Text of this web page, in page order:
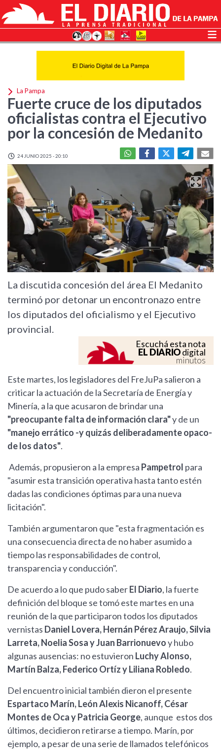
La Pampa
Fuerte cruce de los diputados
oficialistas contra el Ejecutivo
por la concesión de Medanito
24 JUNIO 2025 - 20:10
La discutida concesión del área El Medanito
terminó por detonar un encontronazo entre
los diputados del oficialismo y el Ejecutivo
provincial.
Escuchá esta nota
EL DIARIOdigital
minutos
Este martes, los legisladores del FreJuPa salieron a
criticar la actuación de la Secretaría de Energía y
Minería, a la que acusaron de brindar una
"preocupante falta de información clara"y de un
"manejo errático -y quizás deliberadamente opaco-
de los datos".
Además, propusieron a la empresa Pampetrol para
"asumir esta transición operativa hasta tanto estén
dadas las condiciones óptimas para una nueva
licitación".
También argumentaron que "esta fragmentación es
una consecuencia directa de no haber asumido a
tiempo las responsabilidades de control,
transparencia y conducción".
De acuerdo a lo que pudo saberEl Diario, la fuerte
definición del bloque se tomó este martes en una
reunión de la que participaron todos los diputados
vernistas Daniel Lovera, Hernán Pérez Araujo, Silvia
Larreta, Noelia Sosa y Juan Barrionuevoy hubo
algunas ausencias: no estuvieron Luchy Alonso,
Martín Balza, Federico Ortíz y Liliana Robledo.
Del encuentro inicial también dieron el presente
Espartaco Marín, León Alexis Nicanoff, César
Montes de Oca y Patricia George, aunque estos dos
últimos, decidieron retirarse a tiempo. Marín, por
ejemplo, a pesar de una serie de llamados telefónicos